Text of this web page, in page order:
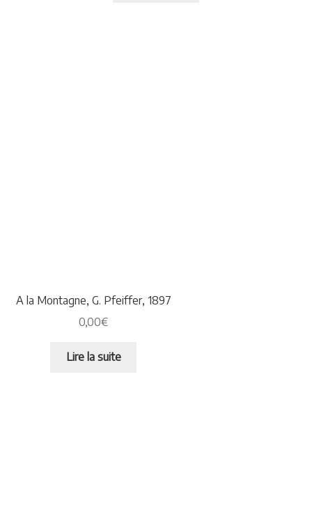
A la Montagne, G. Pfeiffer, 1897
0,00€
Lire la suite